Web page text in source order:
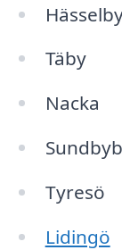
Täby
Nacka
Tyresö
Lidingö